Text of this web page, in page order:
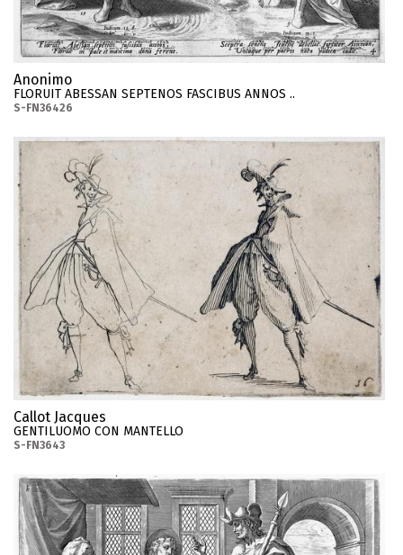
Anonimo
FLORUIT ABESSAN SEPTENOS FASCIBUS ANNOS ..
S-FN36426
Callot Jacques
GENTILUOMO CON MANTELLO
S-FN3643